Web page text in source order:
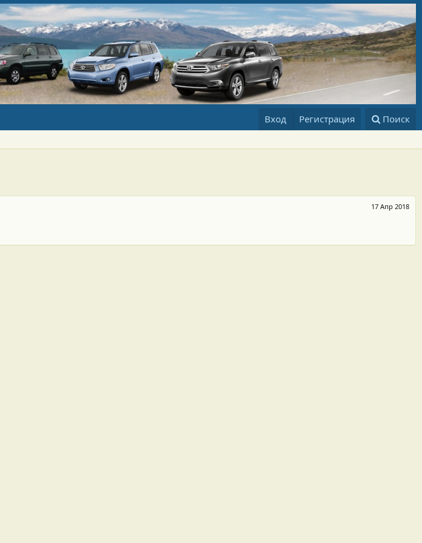
Вход Регистрация Поиск
17 Апр 2018